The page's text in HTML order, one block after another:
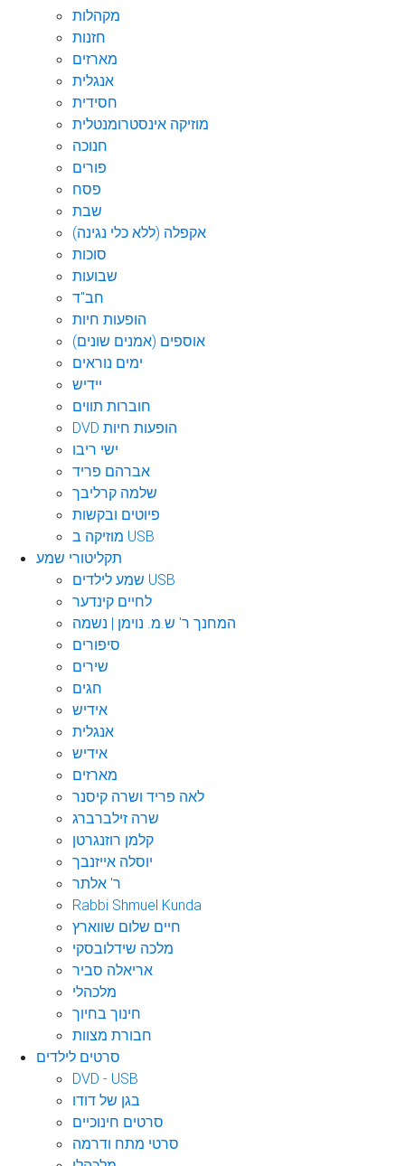
מקהלות
חזנות
מארזים
אנגלית
חסידית
מוזיקה אינסטרומנטלית
חנוכה
פורים
פסח
שבת
אקפלה (ללא כלי נגינה)
סוכות
שבועות
חב"ד
הופעות חיות
אוספים (אמנים שונים)
ימים נוראים
יידיש
חוברות תווים
DVD הופעות חיות
ישי ריבו
אברהם פריד
שלמה קרליבך
פיוטים ובקשות
מוזיקה ב USB
תקליטורי שמע
שמע לילדים USB
לחיים קינדער
המחנך ר' ש.מ. נוימן | נשמה
סיפורים
שירים
חגים
אידיש
אנגלית
אידיש
מארזים
לאה פריד ושרה קיסנר
שרה זילברברג
קלמן רוזנגרטן
יוסלה אייזנבך
ר' אלתר
Rabbi Shmuel Kunda
חיים שלום שווארץ
מלכה שידלובסקי
אריאלה סביר
מלכהלי
חינוך בחיוך
חבורת מצוות
סרטים לילדים
DVD - USB
בגן של דודו
סרטים חינוכיים
סרטי מתח ודרמה